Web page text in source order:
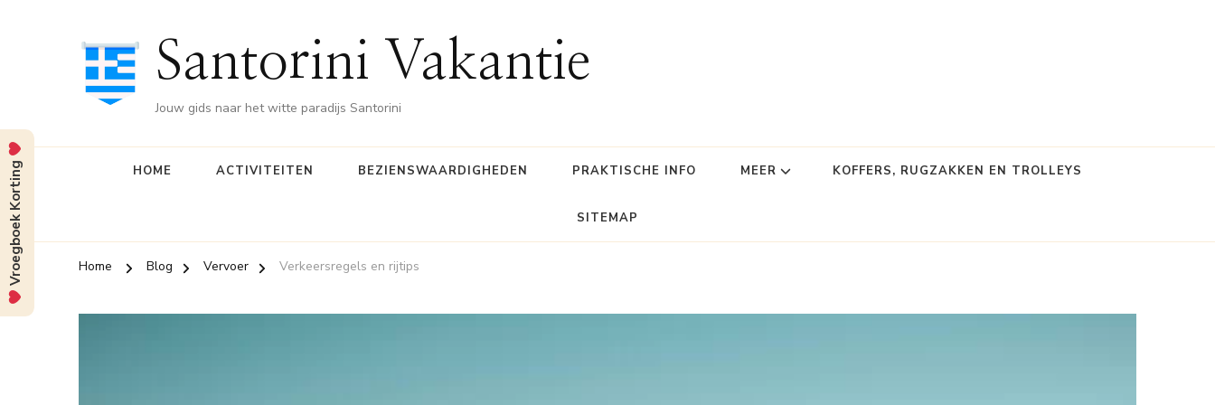
Santorini Vakantie
Jouw gids naar het witte paradijs Santorini
HOME ACTIVITEITEN BEZIENSWAARDIGHEDEN PRAKTISCHE INFO MEER KOFFERS, RUGZAKKEN EN TROLLEYS
SITEMAP
Home Blog Vervoer Verkeersregels en rijtips
Vroegboek Korting